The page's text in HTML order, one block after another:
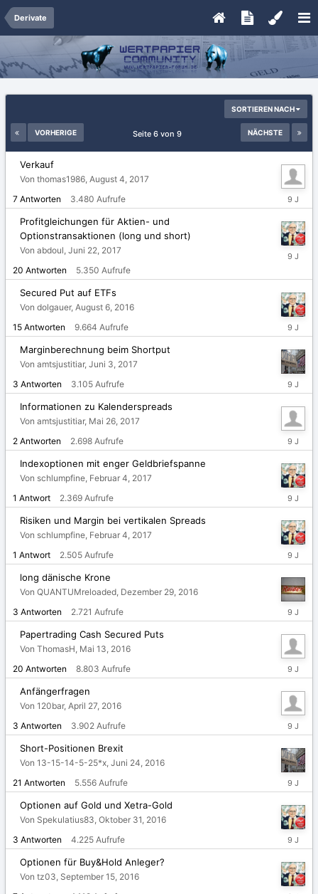
Derivate
SORTIEREN NACH
VORHERIGE NÄCHSTE
Seite 6 von 9
Verkauf
Von thomas1986, August 4, 2017
7 Antworten 3.480 Aufrufe
August
5,
2017
Profitgleichungen für Aktien- und
Optionstransaktionen (long und short)
Von abdoul, Juni 22, 2017
20 Antworten 5.350 Aufrufe
Juni
2017
Secured Put auf ETFs
Von dolgauer, August 6, 2016
15 Antworten 9.664 Aufrufe
Juni
23,
2017
Marginberechnung beim Shortput
Von amtsjustitiar, Juni 3, 2017
3 Antworten 3.105 Aufrufe
Juni
4,
2017
Informationen zu Kalenderspreads
Von amtsjustitiar, Mai 26, 2017
2 Antworten 2.698 Aufrufe
Mai
27,
2017
Indexoptionen mit enger Geldbriefspanne
Von schlumpfine, Februar 4, 2017
1 Antwort 2.369 Aufrufe
Februar
4,
2017
Risiken und Margin bei vertikalen Spreads
Von schlumpfine, Februar 4, 2017
1 Antwort 2.505 Aufrufe
Februar
4,
2017
long dänische Krone
Von QUANTUMreloaded, Dezember 29, 2016
3 Antworten 2.721 Aufrufe
31,
2016
Papertrading Cash Secured Puts
Von ThomasH, Mai 13, 2016
20 Antworten 8.803 Aufrufe
1,
2016
Anfängerfragen
Von 120bar, April 27, 2016
3 Antworten 3.902 Aufrufe
9,
2016
Short-Positionen Brexit
Von 13-15-14-5-25*x, Juni 24, 2016
21 Antworten 5.556 Aufrufe
8,
2016
Optionen auf Gold und Xetra-Gold
Von Spekulatius83, Oktober 31, 2016
3 Antworten 4.225 Aufrufe
1,
2016
Optionen für Buy&Hold Anleger?
Von tz03, September 15, 2016